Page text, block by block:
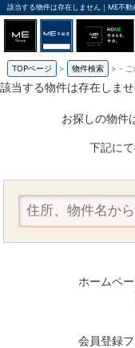
該当する物件は存在しません｜ME不動
TOPページ 物件検索 -
該当する物件は存在しま
お探しの物件
下記に
ホームペ
会員登録